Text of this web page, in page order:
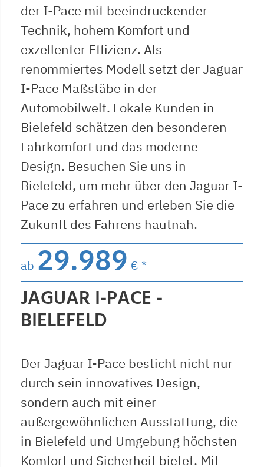
der I-Pace mit beeindruckender
Technik, hohem Komfort und
exzellenter Effizienz. Als
renommiertes Modell setzt der Jaguar
I-Pace Maßstäbe in der
Automobilwelt. Lokale Kunden in
Bielefeld schätzen den besonderen
Fahrkomfort und das moderne
Design. Besuchen Sie uns in
Bielefeld, um mehr über den Jaguar I-
Pace zu erfahren und erleben Sie die
Zukunft des Fahrens hautnah.
ab 29.989 € *
JAGUAR I-PACE -
BIELEFELD
Der Jaguar I-Pace besticht nicht nur
durch sein innovatives Design,
sondern auch mit einer
außergewöhnlichen Ausstattung, die
in Bielefeld und Umgebung höchsten
Komfort und Sicherheit bietet. Mit